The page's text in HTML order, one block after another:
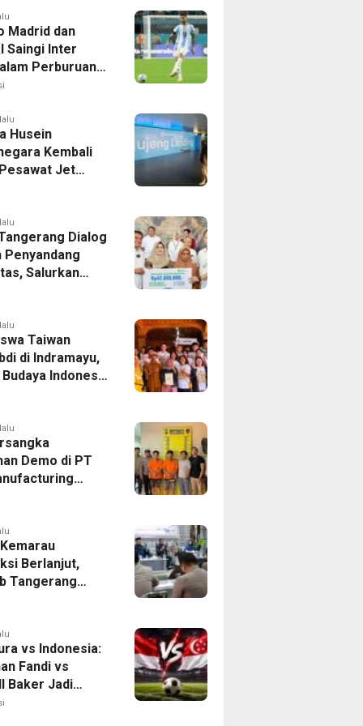
Madrid dan
Saingi Inter
Perburuan
Husein
Kembali
Jet
Agustus 2026,
Denpasar
Dialog
Penyandang
Salurkan
dan Tampung
Taiwan
di Indramayu,
Indonesia
Pekerja
Demo di PT
Ditahan, Polda
Pengelolaan
Berlanjut,
Tangerang
Langkah
vs Indonesia:
Fandi vs
Baker Jadi
di Piala AFF